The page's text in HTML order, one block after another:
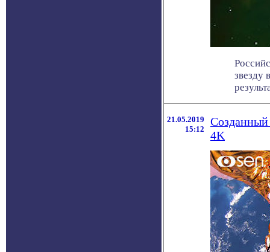
звезду
21.05.2019
15:12
Созданный
4K